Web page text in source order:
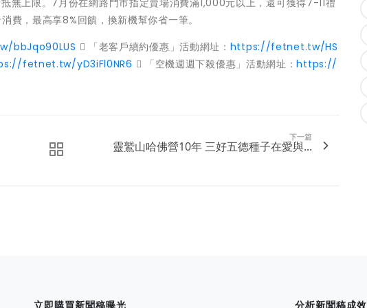
無上限。7月份在網路門市指定賣場消費滿1,000元以上，還可獲得7-11禮
，最高享8%回饋，換新機幫你省一筆。
bbJqo90LUS  「老客戶續約優惠」活動網址： https://fetnet.tw/HS
fetnet.tw/yD3iFl0NR6  「空機週週下殺優惠」活動網址：https://
下一篇
靈鷲山哈佛營10年 三好五德種子在愛與...
立即購買新聞稿曝光 分析新聞稿成效